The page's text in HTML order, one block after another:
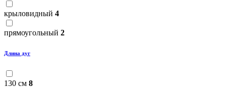
крыловидный 4
прямоугольный 2
Длина дуг
130 см 8